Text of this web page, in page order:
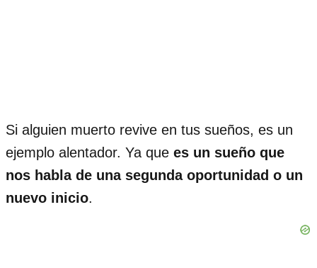
Si alguien muerto revive en tus sueños, es un
ejemplo alentador. Ya que es un sueño que
nos habla de una segunda oportunidad o un
nuevo inicio.